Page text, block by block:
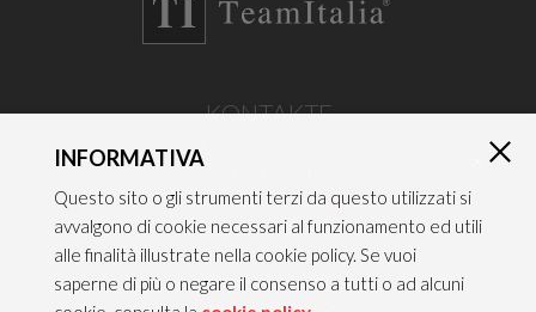
KONTAKTE
Via dell’Artigianato 21
Caselle di Sommacampagna
37066 VERONA — ITALY
Tel 045/8581640
Fax 045/8581650
INFORMATIVA
Questo sito o gli strumenti terzi da questo utilizzati si
avvalgono di cookie necessari al funzionamento ed utili
alle finalità illustrate nella cookie policy. Se vuoi
saperne di più o negare il consenso a tutti o ad alcuni